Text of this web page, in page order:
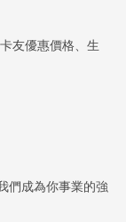
友優惠價格、生
們成為你事業的強